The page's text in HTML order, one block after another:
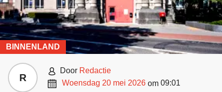
BINNENLAND
R  door Redactie
 woensdag 20 mei 2026 om 09:01